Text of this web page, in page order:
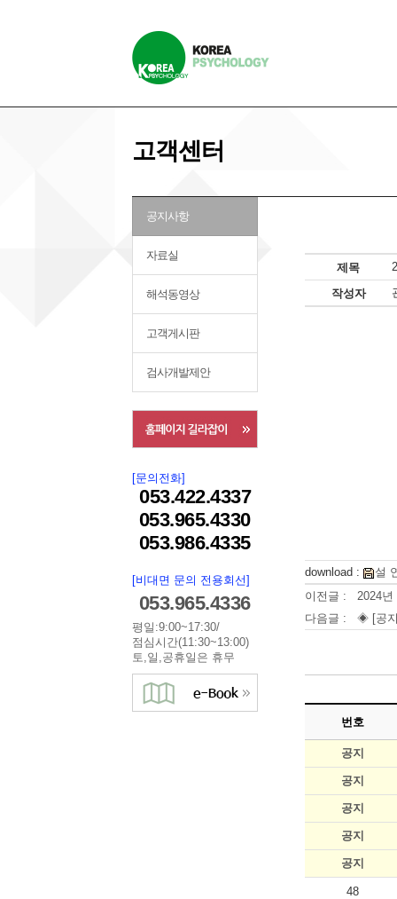
고객센터
공지사항
자료실
해석동영상
고객게시판
검사개발제안
[문의전화]
053.422.4337
053.965.4330
053.986.4335
[비대면 문의 전용회선]
053.965.4336
평일:9:00~17:30/
점심시간(11:30~13:00)
토,일,공휴일은 휴무
제목
작성자
download :
설
이전글 : 2024년
다음글 : ◈ [공
번호
공지
공지
공지
공지
공지
48